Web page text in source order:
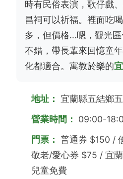
時有民俗表演，歌仔戲
昌祠可以祈福。裡面吃
多，但價格...嗯，觀光
不錯，帶長輩來回憶童
化都適合。寓教於樂的
地址：
宜蘭縣五結鄉
營業時間：
09:00-
門票： 普通券 $150 /
敬老/愛心券 $75 / 宜
兒童免費